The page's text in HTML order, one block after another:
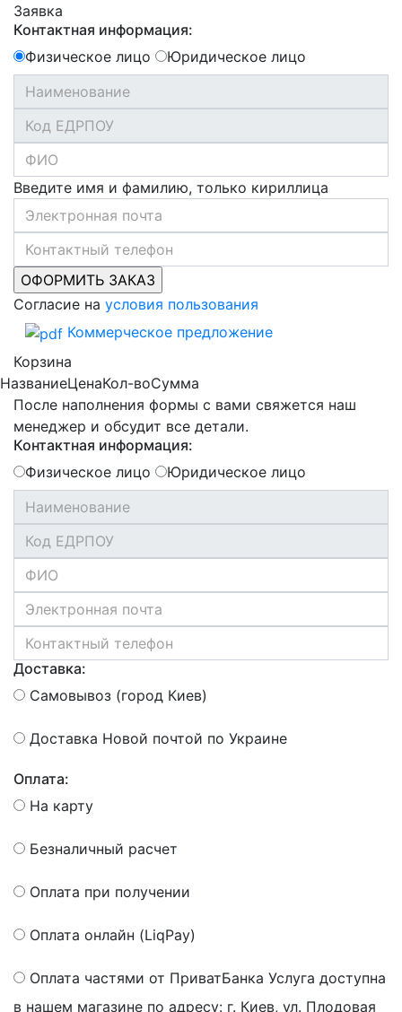
Заявка
Контактная информация:
Физическое лицо
Юридическое лицо
Введите имя и фамилию, только кириллица
Согласие на условия пользования
Коммерческое предложение
Корзина
НазваниеЦенаКол-воСумма
После наполнения формы с вами свяжется наш
менеджер и обсудит все детали.
Контактная информация:
Физическое лицо
Юридическое лицо
Доставка:
Самовывоз (город Киев)
Доставка Новой почтой по Украине
Оплата:
На карту
Безналичный расчет
Оплата при получении
Оплата онлайн (LiqPay)
Оплата частями от ПриватБанка Услуга доступна
в нашем магазине по адресу: г. Киев, ул. Плодовая